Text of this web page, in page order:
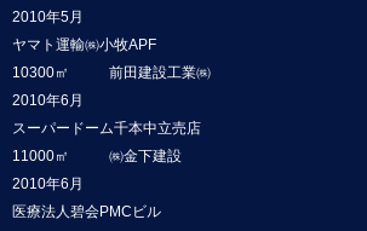
2010年5月
ヤマト運輸㈱小牧APF
10300㎡
前田建設工業㈱
2010年6月
スーパードーム千本中立売店
11000㎡
㈱金下建設
2010年6月
医療法人碧会PMCビル